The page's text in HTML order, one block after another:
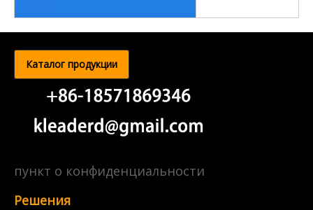
Каталог продукции
пункт о конфиденциальности
Решения